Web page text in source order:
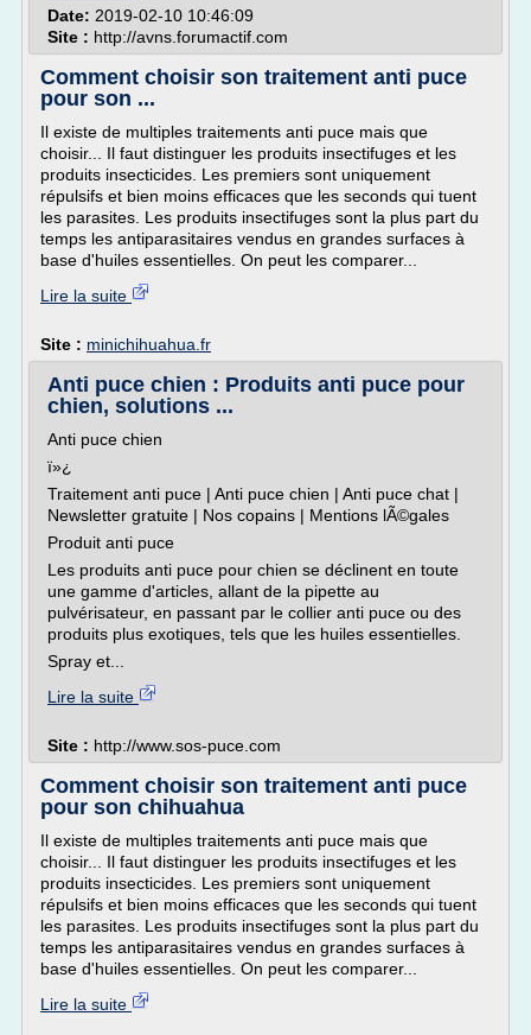
Date: 2019-02-10 10:46:09
Site : http://avns.forumactif.com
Comment choisir son traitement anti puce
pour son ...
Il existe de multiples traitements anti puce mais que
choisir... Il faut distinguer les produits insectifuges et les
produits insecticides. Les premiers sont uniquement
répulsifs et bien moins efficaces que les seconds qui tuent
les parasites. Les produits insectifuges sont la plus part du
temps les antiparasitaires vendus en grandes surfaces à
base d'huiles essentielles. On peut les comparer...
Lire la suite
Site : minichihuahua.fr
Anti puce chien : Produits anti puce pour
chien, solutions ...
Anti puce chien
ï»¿
Traitement anti puce | Anti puce chien | Anti puce chat |
Newsletter gratuite | Nos copains | Mentions lÃ©gales
Produit anti puce
Les produits anti puce pour chien se déclinent en toute
une gamme d'articles, allant de la pipette au
pulvérisateur, en passant par le collier anti puce ou des
produits plus exotiques, tels que les huiles essentielles.
Spray et...
Lire la suite
Site : http://www.sos-puce.com
Comment choisir son traitement anti puce
pour son chihuahua
Il existe de multiples traitements anti puce mais que
choisir... Il faut distinguer les produits insectifuges et les
produits insecticides. Les premiers sont uniquement
répulsifs et bien moins efficaces que les seconds qui tuent
les parasites. Les produits insectifuges sont la plus part du
temps les antiparasitaires vendus en grandes surfaces à
base d'huiles essentielles. On peut les comparer...
Lire la suite